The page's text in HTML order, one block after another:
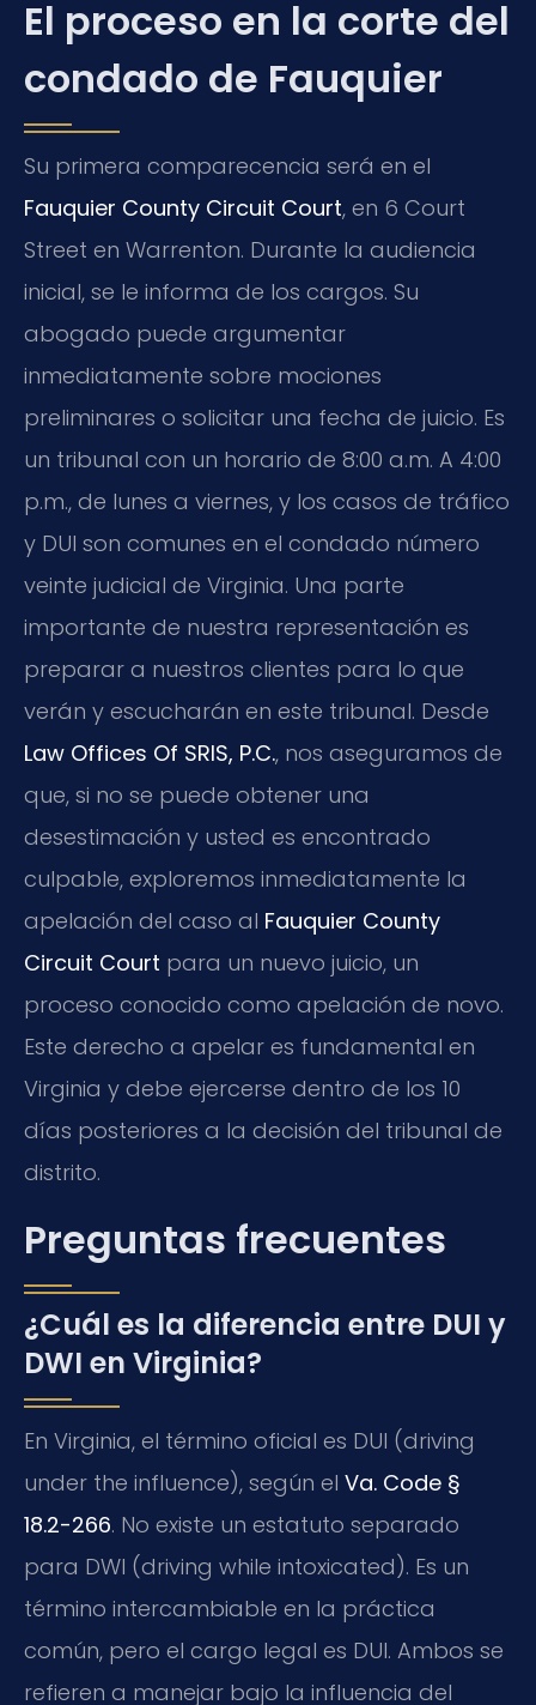
El proceso en la corte del
condado de Fauquier
Su primera comparecencia será en el
Fauquier County Circuit Court, en 6 Court
Street en Warrenton. Durante la audiencia
inicial, se le informa de los cargos. Su
abogado puede argumentar
inmediatamente sobre mociones
preliminares o solicitar una fecha de juicio. Es
un tribunal con un horario de 8:00 a.m. A 4:00
p.m., de lunes a viernes, y los casos de tráfico
y DUI son comunes en el condado número
veinte judicial de Virginia. Una parte
importante de nuestra representación es
preparar a nuestros clientes para lo que
verán y escucharán en este tribunal. Desde
Law Offices Of SRIS, P.C., nos aseguramos de
que, si no se puede obtener una
desestimación y usted es encontrado
culpable, exploremos inmediatamente la
apelación del caso al Fauquier County
Circuit Court para un nuevo juicio, un
proceso conocido como apelación de novo.
Este derecho a apelar es fundamental en
Virginia y debe ejercerse dentro de los 10
días posteriores a la decisión del tribunal de
distrito.
Preguntas frecuentes
¿Cuál es la diferencia entre DUI y
DWI en Virginia?
En Virginia, el término oficial es DUI (driving
under the influence), según el Va. Code §
18.2-266. No existe un estatuto separado
para DWI (driving while intoxicated). Es un
término intercambiable en la práctica
común, pero el cargo legal es DUI. Ambos se
refieren a manejar bajo la influencia del